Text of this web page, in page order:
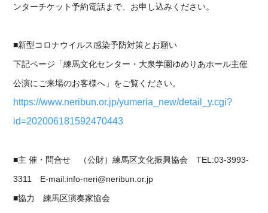
ンターチケット予約電話まで、お申し込みください。
■新型コロナウイルス感染予防対策とお願い
下記ページ「練馬文化センター・大泉学園ゆめりあホール主催
公演にご来場のお客様へ」をご覧ください。
https://www.neribun.or.jp/yumeria_new/detail_y.cgi?
id=202006181592470443
■主 催・問合せ （公財）練馬区文化振興協会 TEL:03-3993-
3311 E-mail:info-neri@neribun.or.jp
■協力 練馬区演奏家協会